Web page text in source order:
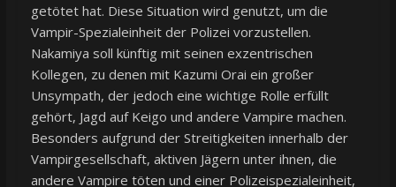
getötet hat. Diese Situation wird genutzt, um die
Vampir-Spezialeinheit der Polizei vorzustellen.
Nakamiya soll künftig mit seinen exzentrischen
Kollegen, zu denen mit Kazumi Orai ein großer
Unsympath, der jedoch eine wichtige Rolle erfüllt
gehört, Jagd auf Keigo und andere Vampire machen.
Besonders aufgrund der Streitigkeiten innerhalb der
Vampirgesellschaft, aktiven Jägern unter ihnen, die
andere Vampire töten und einer Polizeispezialeinheit,